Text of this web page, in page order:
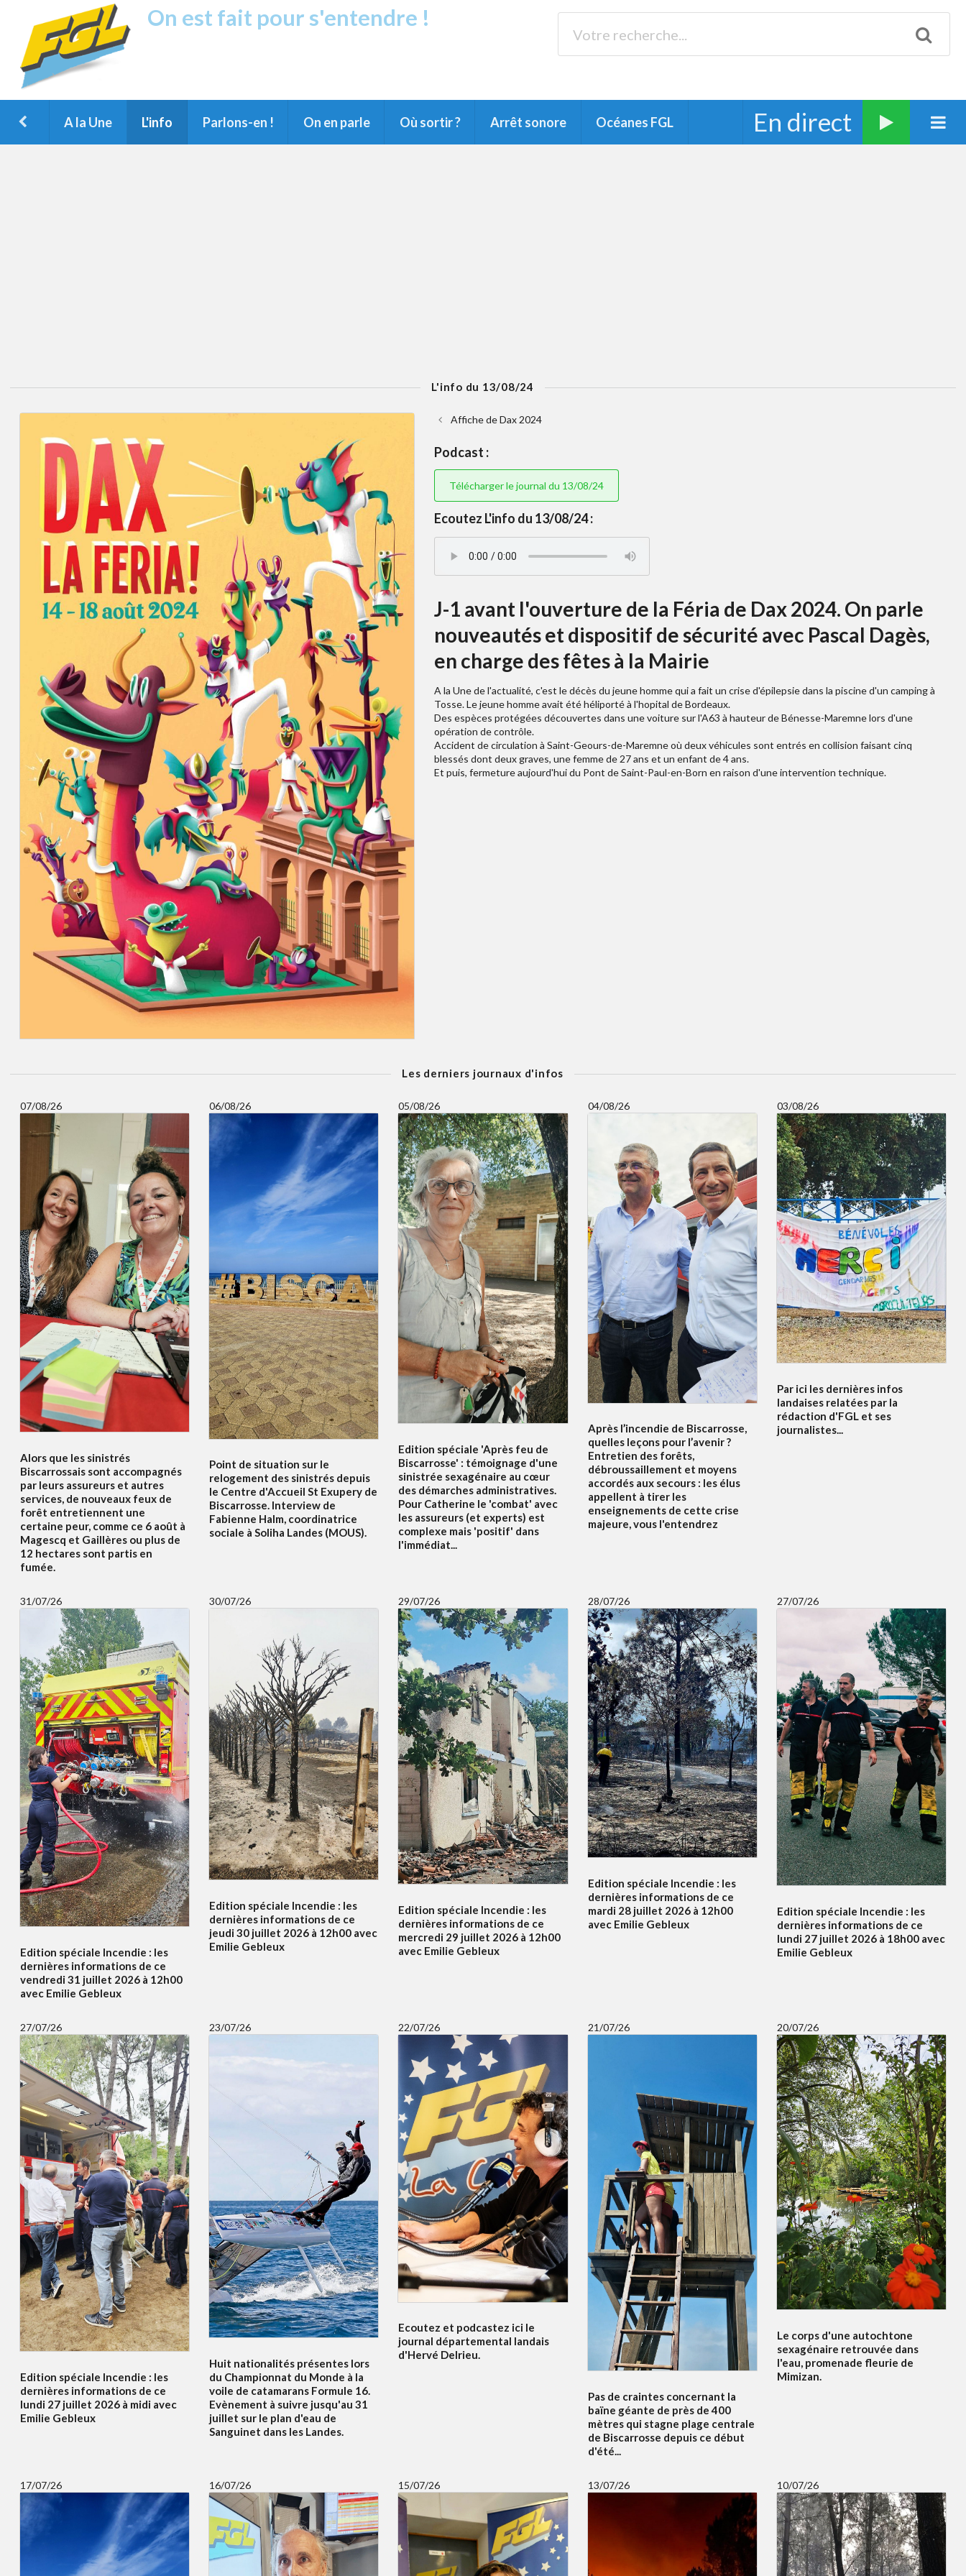
On est fait pour s'entendre !
A la Une L'info Parlons-en ! On en parle Où sortir ? Arrêt sonore Océanes FGL En direct
L'info du 13/08/24
Affiche de Dax 2024
Podcast :
Télécharger le journal du 13/08/24
Ecoutez L'info du 13/08/24 :
J-1 avant l'ouverture de la Féria de Dax 2024. On parle
nouveautés et dispositif de sécurité avec Pascal Dagès,
en charge des fêtes à la Mairie
A la Une de l'actualité, c'est le décès du jeune homme qui a fait un crise d'épilepsie dans la piscine d'un camping à
Tosse. Le jeune homme avait été héliporté à l'hopital de Bordeaux.
Des espèces protégées découvertes dans une voiture sur l'A63 à hauteur de Bénesse-Maremne lors d'une
opération de contrôle.
Accident de circulation à Saint-Geours-de-Maremne où deux véhicules sont entrés en collision faisant cinq
blessés dont deux graves, une femme de 27 ans et un enfant de 4 ans.
Et puis, fermeture aujourd'hui du Pont de Saint-Paul-en-Born en raison d'une intervention technique.
Les derniers journaux d'infos
07/08/26
Alors que les sinistrés
Biscarrossais sont accompagnés
par leurs assureurs et autres
services, de nouveaux feux de
forêt entretiennent une
certaine peur, comme ce 6 août à
Magescq et Gaillères ou plus de
12 hectares sont partis en
fumée.
06/08/26
Point de situation sur le
relogement des sinistrés depuis
le Centre d'Accueil St Exupery de
Biscarrosse. Interview de
Fabienne Halm, coordinatrice
sociale à Soliha Landes (MOUS).
05/08/26
Edition spéciale 'Après feu de
Biscarrosse' : témoignage d'une
sinistrée sexagénaire au cœur
des démarches administratives.
Pour Catherine le 'combat' avec
les assureurs (et experts) est
complexe mais 'positif' dans
l'immédiat...
04/08/26
Après l’incendie de Biscarrosse,
quelles leçons pour l’avenir ?
Entretien des forêts,
débroussaillement et moyens
accordés aux secours : les élus
appellent à tirer les
enseignements de cette crise
majeure, vous l'entendrez
03/08/26
Par ici les dernières infos
landaises relatées par la
rédaction d'FGL et ses
journalistes...
31/07/26
Edition spéciale Incendie : les
dernières informations de ce
vendredi 31 juillet 2026 à 12h00
avec Emilie Gebleux
30/07/26
Edition spéciale Incendie : les
dernières informations de ce
jeudi 30 juillet 2026 à 12h00 avec
Emilie Gebleux
29/07/26
Edition spéciale Incendie : les
dernières informations de ce
mercredi 29 juillet 2026 à 12h00
avec Emilie Gebleux
28/07/26
Edition spéciale Incendie : les
dernières informations de ce
mardi 28 juillet 2026 à 12h00
avec Emilie Gebleux
27/07/26
Edition spéciale Incendie : les
dernières informations de ce
lundi 27 juillet 2026 à 18h00 avec
Emilie Gebleux
27/07/26
Edition spéciale Incendie : les
dernières informations de ce
lundi 27 juillet 2026 à midi avec
Emilie Gebleux
23/07/26
Huit nationalités présentes lors
du Championnat du Monde à la
voile de catamarans Formule 16.
Evènement à suivre jusqu'au 31
juillet sur le plan d'eau de
Sanguinet dans les Landes.
22/07/26
Ecoutez et podcastez ici le
journal départemental landais
d'Hervé Delrieu.
21/07/26
Pas de craintes concernant la
baïne géante de près de 400
mètres qui stagne plage centrale
de Biscarrosse depuis ce début
d'été...
20/07/26
Le corps d'une autochtone
sexagénaire retrouvée dans
l'eau, promenade fleurie de
Mimizan.
17/07/26 16/07/26 15/07/26 13/07/26 10/07/26